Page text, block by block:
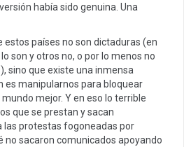
había sido genuina. Una
estos países no son dictaduras (en
son y otros no, o por lo menos no
sino que existe una inmensa
es manipularnos para bloquear
mejor. Y en eso lo terrible
que se prestan y sacan
las protestas fogoneadas por
no sacaron comunicados apoyando